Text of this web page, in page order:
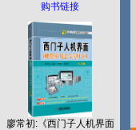
购书链接
廖常初:《西门子人机界面